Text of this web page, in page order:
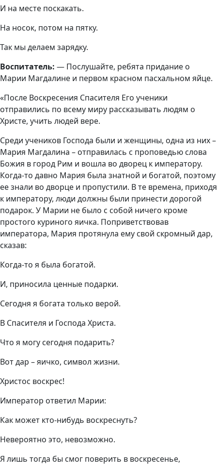
И на месте поскакать.
На носок, потом на пятку.
Так мы делаем зарядку.
Воспитатель: — Послушайте, ребята придание о
Марии Магдалине и первом красном пасхальном яйце.
«После Воскресения Спасителя Его ученики
отправились по всему миру рассказывать людям о
Христе, учить людей вере.
Среди учеников Господа были и женщины, одна из них –
Мария Магдалина – отправилась с проповедью слова
Божия в город Рим и вошла во дворец к императору.
Когда-то давно Мария была знатной и богатой, поэтому
ее знали во дворце и пропустили. В те времена, приходя
к императору, люди должны были принести дорогой
подарок. У Марии не было с собой ничего кроме
простого куриного яичка. Поприветствовав
императора, Мария протянула ему свой скромный дар,
сказав:
Когда-то я была богатой.
И, приносила ценные подарки.
Сегодня я богата только верой.
В Спасителя и Господа Христа.
Что я могу сегодня подарить?
Вот дар – яичко, символ жизни.
Христос воскрес!
Император ответил Марии:
Как может кто-нибудь воскреснуть?
Невероятно это, невозможно.
Я лишь тогда бы смог поверить в воскресенье,